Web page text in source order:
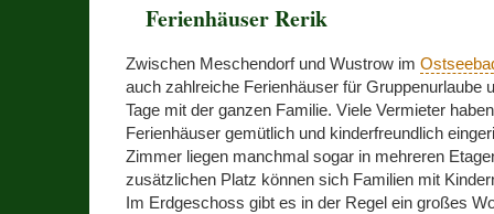
Ferienhäuser Rerik
Zwischen Meschendorf und Wustrow im
auch zahlreiche Ferienhäuser für Gruppenurlaube
Tage mit der ganzen Familie. Viele Vermieter
Ferienhäuser gemütlich und kinderfreundlich
Zimmer liegen manchmal sogar in mehreren
zusätzlichen Platz können sich Familien mit
Im Erdgeschoss gibt es in der Regel ein großes